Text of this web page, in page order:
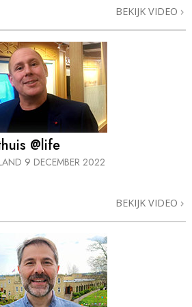
BEKIJK VIDEO
@life
9 DECEMBER 2022
BEKIJK VIDEO